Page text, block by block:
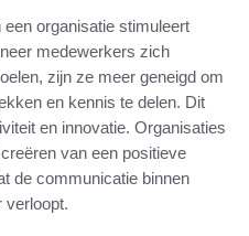
organisatie stimuleert
medewerkers zich
zijn ze meer geneigd om
en kennis te delen. Dit
en innovatie. Organisaties
van een positieve
de communicatie binnen
verloopt.